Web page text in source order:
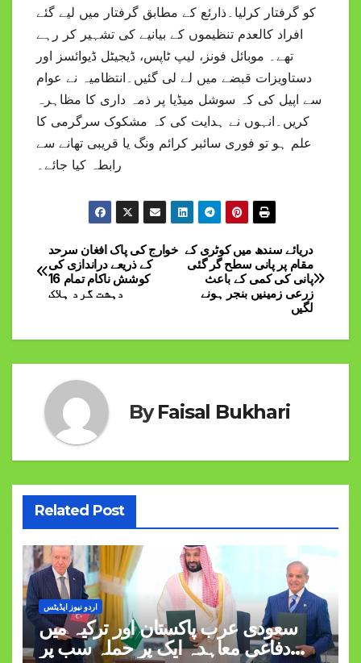
کو گرفتار کرلیا۔ذارئع کے مطابق گرفتار میں لیے گئے
افراد کالعدم تنظیموں کے بیانیے کی تشہیر کر رہے
تھے۔ موبائل فونز، لیپ ٹاپس، ڈیجیٹل ڈیوائسز اور
دستاویزات قبضے میں لے لی گئیں۔انتظامیہ نے عوام
سے اپیل کی کہ سوشل میڈیا پر ذمہ داری کا مظاہرہ
کریں۔انہوں نے ہدایت کی کہ مشکوک سرگرمی کا
علم ہو تو فوری سائبر کرائم ونگ یا قریبی تھانے سے
رابطہ کیا جائے۔
Post
navigation
دریائے سندھ میں کوٹری کے
مقام پر پانی سطح گر گئی
پانی کی کمی کے باعث
زرعی زمینیں بنجر ہونے
لگیں
خوارج کی پاک افغان سرحد
کے ذریعے دراندازی کی
کوشش ناکام تمام 16
دہشت گرد ہلاک
ByFaisal Bukhari
Related Post
اردو نیوز اپڈیٹس
سعودی عرب پاکستان اور ترکیہ میں
دفاعی معاہدہ ایک پر حملہ سب پر